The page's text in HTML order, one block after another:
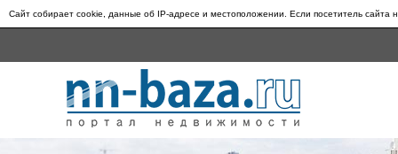
Сайт собирает cookie, данные об IP-адресе и местоположении. Если посетитель сайта